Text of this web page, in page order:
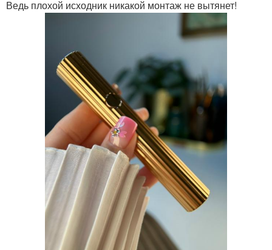
Ведь плохой исходник никакой монтаж не вытянет!